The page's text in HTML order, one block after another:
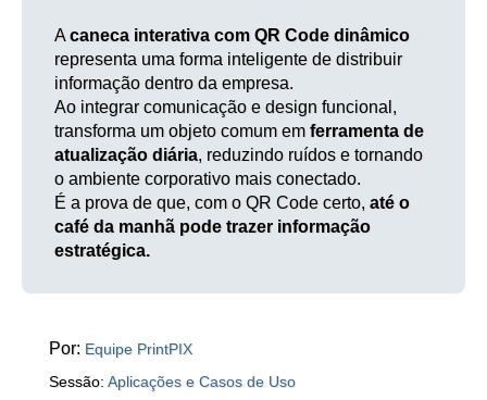
Acaneca interativa com QR Code dinâmico
representa uma forma inteligente de distribuir
informação dentro da empresa.
Ao integrar comunicação e design funcional,
transforma um objeto comum em ferramenta de
atualização diária, reduzindo ruídos e tornando
o ambiente corporativo mais conectado.
É a prova de que, com o QR Code certo, até o
café da manhã pode trazer informação
estratégica.
Por: Equipe PrintPIX
Sessão: Aplicações e Casos de Uso